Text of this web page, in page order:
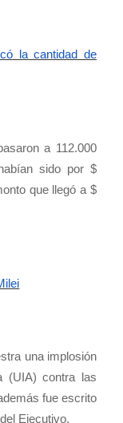
la cantidad de
a 112.000
sido por $
que llegó a $
una implosión
(UIA) contra las
fue escrito
Ejecutivo.